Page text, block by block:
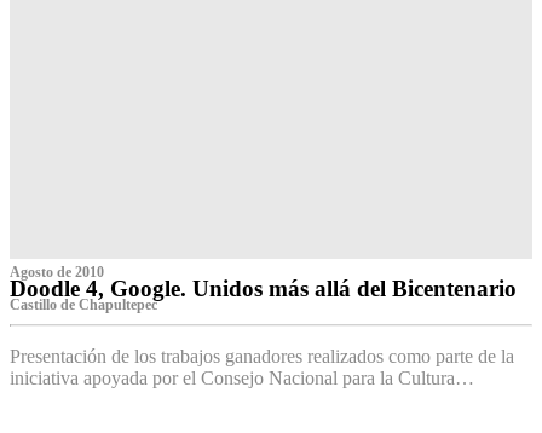
Agosto de 2010
Doodle 4, Google. Unidos más allá del Bicentenario
Castillo de Chapultepec
Presentación de los trabajos ganadores realizados como parte de la
iniciativa apoyada por el Consejo Nacional para la Cultura…